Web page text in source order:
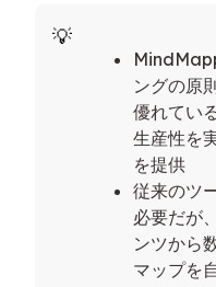
ングの原
優れてい
生産性を
を提供
従来のツ
必要だが
ンツから
マップを